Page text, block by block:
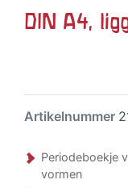
DIN A4,
Artikelnummer
Periodeboekje
vormen